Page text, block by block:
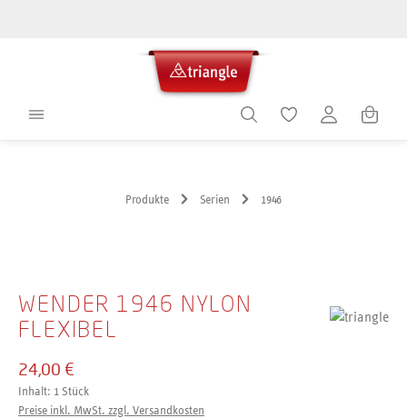
Produkte Serien 1946
WENDER 1946 NYLON
FLEXIBEL
24,00 €
Inhalt: 1 Stück
Preise inkl. MwSt. zzgl. Versandkosten